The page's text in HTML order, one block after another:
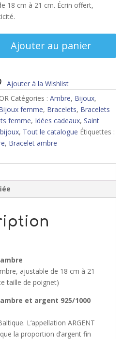
18 cm à 21 cm. Écrin offert,
Ajouter au panier
Ajouter à la Wishlist
Catégories : Ambre, Bijoux,
femme, Bracelets, Bracelets
femme, Idées cadeaux, Saint
, Tout le catalogue Étiquettes :
, Bracelet ambre
ajustable de 18 cm à 21
taille de poignet)
et argent 925/1000
L’appellation ARGENT
la proportion d’argent fin